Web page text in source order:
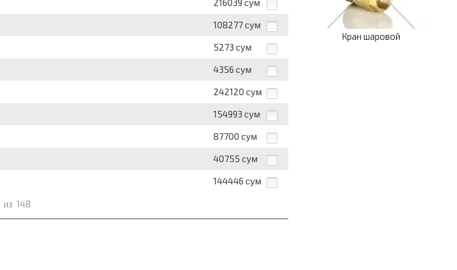
216039 сум
108277 сум
5273 сум
4356 сум
242120 сум
154993 сум
87700 сум
40755 сум
144446 сум
из 148
Кран шаровой